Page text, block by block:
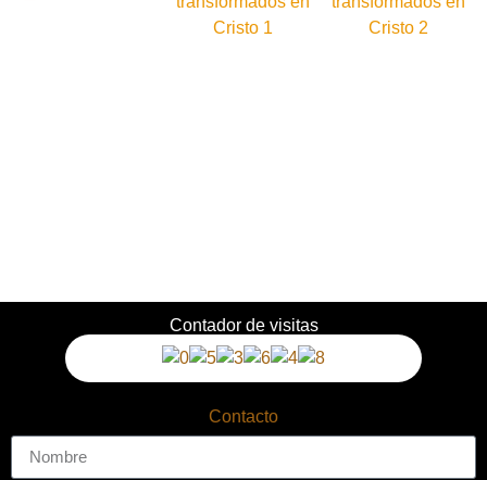
Contador de visitas
Contacto